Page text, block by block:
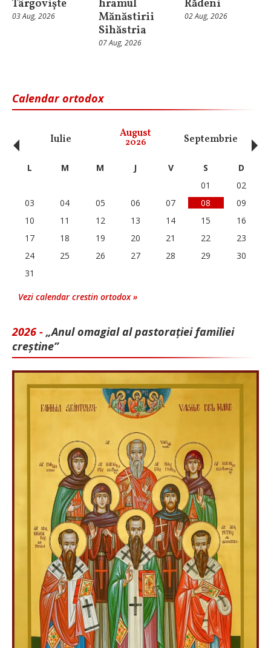
Târgoviște
03 Aug, 2026
hramul
Mănăstirii
Sihăstria
07 Aug, 2026
Rădeni
02 Aug, 2026
Calendar ortodox
Iulie August
2026 Septembrie
‹ L M M J V S
D
01
02
03
04 05 06 07 08
09
10
11 12 13 14 15
16
17
18 19 20 21 22
23
24
25 26 27 28 29
30
31
Vezi calendar crestin ortodox »
2026 - „Anul omagial al pastorației familiei
creștine”